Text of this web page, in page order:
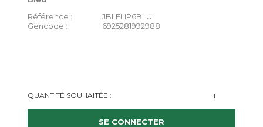
Référence :
JBLFLIP6BLU
Gencode :
6925281992988
QUANTITÉ SOUHAITÉE :
SE CONNECTER